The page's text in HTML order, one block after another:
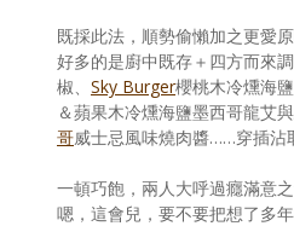
既採此法，順勢偷懶加之更愛
好多的是廚中既存＋四方而來
椒、 Sky Burger櫻桃木冷燻海
＆蘋果木冷燻海鹽墨西哥龍艾
哥威士忌風味燒肉醬……穿插沾
一頓巧飽，兩人大呼過癮滿意
嗯，這會兒，要不要把想了多